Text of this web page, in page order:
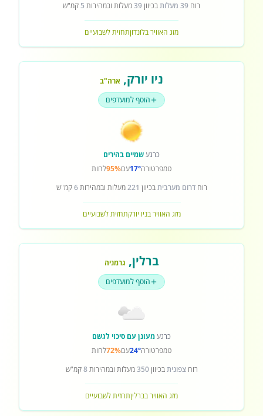
רוח 39 מעלות בכיוון39מעלות ובמהירות 5 קמ"ש
מזג האוויר בלונדוןתחזית לשבועיים
ניו יורק, ארה"ב
הוסף למועדפים
כרגעשמיים בהירים
טמפרטורה17°עם95%לחות
רוחדרום מערביתבכיוון 221מעלות ובמהירות6קמ"ש
מזג האוויר בניו יורקתחזית לשבועיים
ברלין, גרמניה
הוסף למועדפים
כרגעמעונן עם סיכוי לגשם
טמפרטורה24°עם72%לחות
רוחצפוניתבכיוון350מעלות ובמהירות8קמ"ש
מזג האוויר בברליןתחזית לשבועיים